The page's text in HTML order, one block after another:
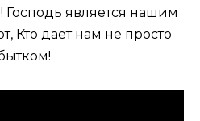
является нашим
Кто дает нам не просто